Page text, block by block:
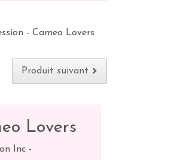
- Cameo Lovers
Produit suivant
Lovers
Inc -